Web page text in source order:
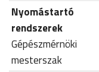
Nyomástartó
rendszerek
Gépészmérnöki
mesterszak